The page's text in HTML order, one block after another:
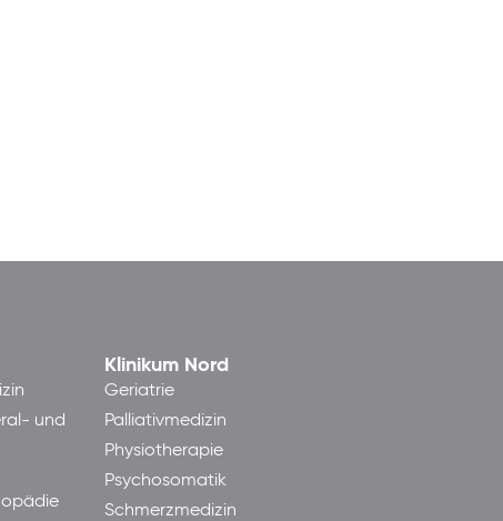
und
Klinikum Nord
Geriatrie
Palliativmedizin
Physiotherapie
Psychosomatik
Schmerzmedizin